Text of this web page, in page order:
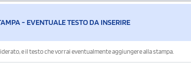
- EVENTUALE TESTO DA INSERIRE
e il testo che vorrai eventualmente aggiungere alla stampa.